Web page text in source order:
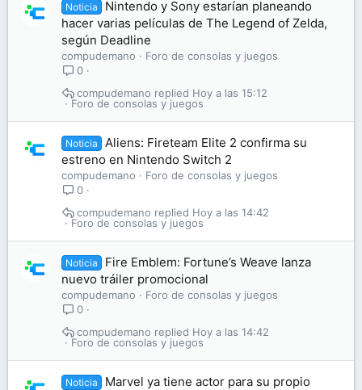
Noticia
Nintendo y Sony estarían planeando
hacer varias películas de The Legend of Zelda,
según Deadline
compudemano
Foro de consolas y juegos
0
Foro de consolas y juegos
Hoy a las 15:12
compudemano
Noticia
Aliens: Fireteam Elite 2 confirma su
estreno en Nintendo Switch 2
compudemano
Foro de consolas y juegos
0
Foro de consolas y juegos
Hoy a las 14:42
compudemano
Noticia
Fire Emblem: Fortune’s Weave lanza
nuevo tráiler promocional
compudemano
Foro de consolas y juegos
0
Foro de consolas y juegos
Hoy a las 14:42
compudemano
Noticia
Marvel ya tiene actor para su propio